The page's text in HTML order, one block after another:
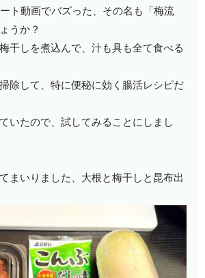
ト動画でバズった、その名も「梅流
うか？
干しを煮込んで、汁も具も全て食べる
除して、特に便秘に効く腸活レシピだ
いたので、試してみることにしまし
まいりました、大根と梅干しと昆布出